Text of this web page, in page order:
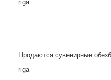
riga
Продаются сувенирные
riga